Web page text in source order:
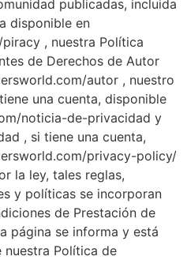
publicadas, incluida
disponible en
, nuestra Política
de Derechos de Autor
autor , nuestro
una cuenta, disponible
noticia-de-privacidad y
, si tiene una cuenta,
privacy-policy/
la ley, tales reglas,
y políticas se incorporan
de Prestación de
página se informa y está
Política de